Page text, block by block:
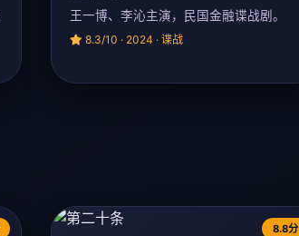
王一博、李沁主演，民国金融谍战剧。
8.3/10 · 2024 · 谍战
8.8分